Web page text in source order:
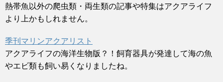
熱帯魚以外の爬虫類・両生類の記事や特集はアクアライフ
より上かもしれません。
季刊マリンアクアリスト
アクアライフの海洋生物版？！飼育器具が発達して海の魚
やエビ類も飼い易くなりましたね。